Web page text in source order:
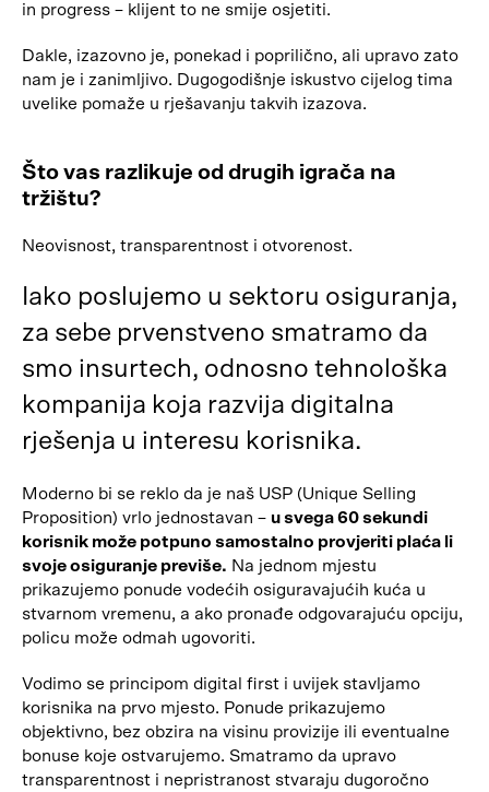
in progress – klijent to ne smije osjetiti.
Dakle, izazovno je, ponekad i poprilično, ali upravo zato
nam je i zanimljivo. Dugogodišnje iskustvo cijelog tima
uvelike pomaže u rješavanju takvih izazova.
Što vas razlikuje od drugih igrača na
tržištu?
Neovisnost, transparentnost i otvorenost.
Iako poslujemo u sektoru osiguranja,
za sebe prvenstveno smatramo da
smo insurtech, odnosno tehnološka
kompanija koja razvija digitalna
rješenja u interesu korisnika.
Moderno bi se reklo da je naš USP (Unique Selling
Proposition) vrlo jednostavan – u svega 60 sekundi
korisnik može potpuno samostalno provjeriti plaća li
svoje osiguranje previše. Na jednom mjestu
prikazujemo ponude vodećih osiguravajućih kuća u
stvarnom vremenu, a ako pronađe odgovarajuću opciju,
policu može odmah ugovoriti.
Vodimo se principom digital first i uvijek stavljamo
korisnika na prvo mjesto. Ponude prikazujemo
objektivno, bez obzira na visinu provizije ili eventualne
bonuse koje ostvarujemo. Smatramo da upravo
transparentnost i nepristranost stvaraju dugoročno